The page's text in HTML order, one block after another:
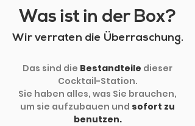
Was ist in der Box?
Wir verraten die Überraschung.
Das sind die Bestandteile dieser
Cocktail-Station.
Sie haben alles, was Sie brauchen,
um sie aufzubauen und sofort zu
benutzen.